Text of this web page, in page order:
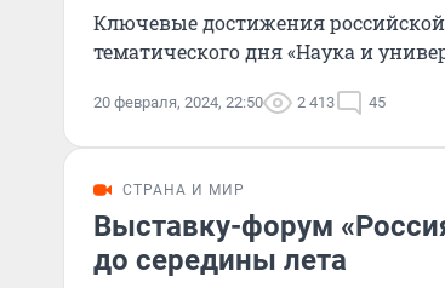
Ключевые достижения
тематического дня «Наука и
20 февраля, 2024, 22:50 2 413 45
СТРАНА И МИР
Выставку-форум
до середины лета